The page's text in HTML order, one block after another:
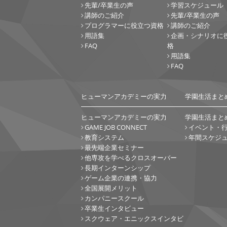
先輩/卒業生の声
講師のご紹介
プログラマーに役立つ資格
用語集
FAQ
学習スケジュール
先輩/卒業生の声
講師のご紹介
企画・シナリオに
格
用語集
FAQ
ヒューマンアカデミーの実力
ヒューマンアカデミーの実力
GAME JOB CONNECT
教育システム
最先端企業セミナー
他専攻を学べるクロスオーバー
長期インターンシップ
ゲーム企業の連携・協力
全国展開メリット
カンパニースクール
卒業生インタビュー
スクウェア・エニックスインタビ
学園生活まと
学園生活まと
イベント・
年間スケジ